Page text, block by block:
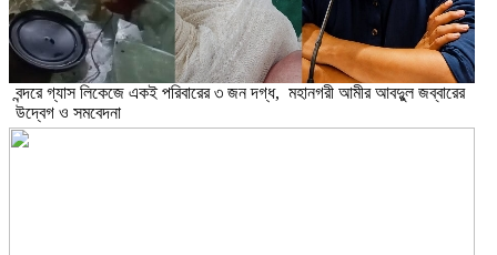
বন্দরে গ্যাস লিকেজে একই পরিবারের ৩ জন দগ্ধ, মহানগরী আমীর আবদুুল জব্বারের
উদ্বেগ ও সমবেদনা